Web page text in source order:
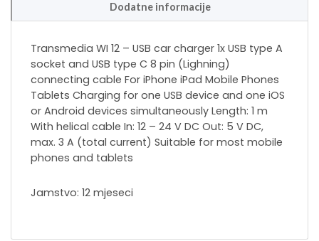
Dodatne informacije
Transmedia WI 12 – USB car charger 1x USB type A
socket and USB type C 8 pin (Lighning)
connecting cable For iPhone iPad Mobile Phones
Tablets Charging for one USB device and one iOS
or Android devices simultaneously Length: 1 m
With helical cable In: 12 – 24 V DC Out: 5 V DC,
max. 3 A (total current) Suitable for most mobile
phones and tablets
Jamstvo: 12 mjeseci